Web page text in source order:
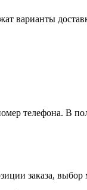
варианты
телефона. В
заказа,